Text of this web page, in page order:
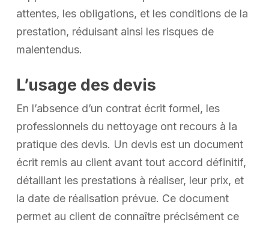
attentes, les obligations, et les conditions de la
prestation, réduisant ainsi les risques de
malentendus.
L’usage des devis
En l’absence d’un contrat écrit formel, les
professionnels du nettoyage ont recours à la
pratique des devis. Un devis est un document
écrit remis au client avant tout accord définitif,
détaillant les prestations à réaliser, leur prix, et
la date de réalisation prévue. Ce document
permet au client de connaître précisément ce